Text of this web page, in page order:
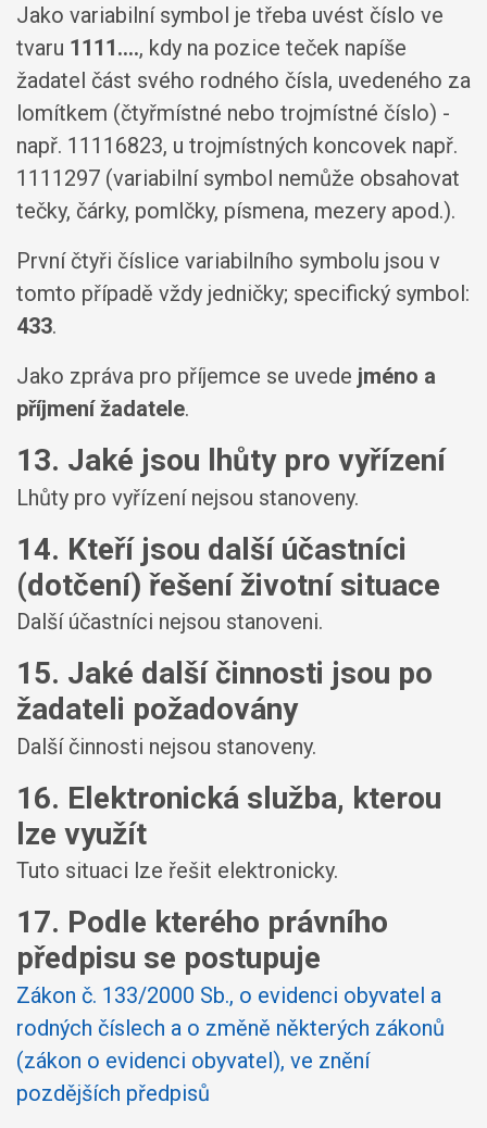
Jako variabilní symbol je třeba uvést číslo ve
tvaru 1111...., kdy na pozice teček napíše
žadatel část svého rodného čísla, uvedeného za
lomítkem (čtyřmístné nebo trojmístné číslo) -
např. 11116823, u trojmístných koncovek např.
1111297 (variabilní symbol nemůže obsahovat
tečky, čárky, pomlčky, písmena, mezery apod.).
První čtyři číslice variabilního symbolu jsou v
tomto případě vždy jedničky; specifický symbol:
433.
Jako zpráva pro příjemce se uvede jméno a
příjmení žadatele.
13. Jaké jsou lhůty pro vyřízení
Lhůty pro vyřízení nejsou stanoveny.
14. Kteří jsou další účastníci
(dotčení) řešení životní situace
Další účastníci nejsou stanoveni.
15. Jaké další činnosti jsou po
žadateli požadovány
Další činnosti nejsou stanoveny.
16. Elektronická služba, kterou
lze využít
Tuto situaci lze řešit elektronicky.
17. Podle kterého právního
předpisu se postupuje
Zákon č. 133/2000 Sb., o evidenci obyvatel a
rodných číslech a o změně některých zákonů
(zákon o evidenci obyvatel), ve znění
pozdějších předpisů